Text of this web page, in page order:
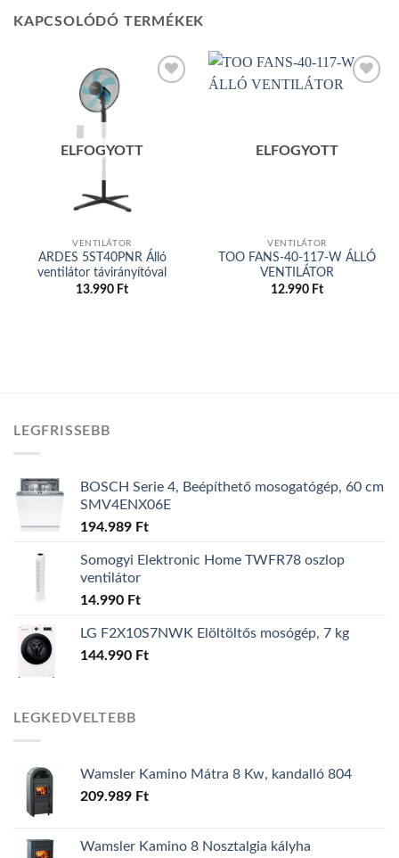
KAPCSOLÓDÓ TERMÉKEK
ELFOGYOTT
VENTILÁTOR
ARDES 5ST40PNR Álló
ventilátor távirányítóval
13.990 Ft
ELFOGYOTT
VENTILÁTOR
TOO FANS-40-117-W ÁLLÓ
VENTILÁTOR
12.990 Ft
LEGFRISSEBB
BOSCH Serie 4, Beépíthető mosogatógép, 60 cm
SMV4ENX06E
194.989 Ft
Somogyi Elektronic Home TWFR78 oszlop
ventilátor
14.990 Ft
LG F2X10S7NWK Elöltöltős mosógép, 7 kg
144.990 Ft
LEGKEDVELTEBB
Wamsler Kamino Mátra 8 Kw, kandalló 804
209.989 Ft
Wamsler Kamino 8 Nosztalgia kályha